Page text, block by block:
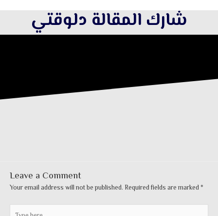
شارك المقالة دلوقتي
Leave a Comment
Your email address will not be published.Required fields are marked*